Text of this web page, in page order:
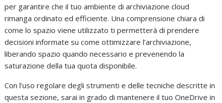
per garantire che il tuo ambiente di archiviazione cloud
rimanga ordinato ed efficiente. Una comprensione chiara di
come lo spazio viene utilizzato ti permetterà di prendere
decisioni informate su come ottimizzare l’archiviazione,
liberando spazio quando necessario e prevenendo la
saturazione della tua quota disponibile.
Con l’uso regolare degli strumenti e delle tecniche descritte in
questa sezione, sarai in grado di mantenere il tuo OneDrive in